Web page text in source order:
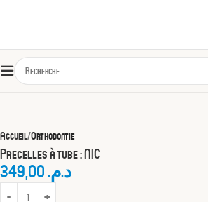
Accueil Orthodontie
Precelles à tube : NIC
د.م.